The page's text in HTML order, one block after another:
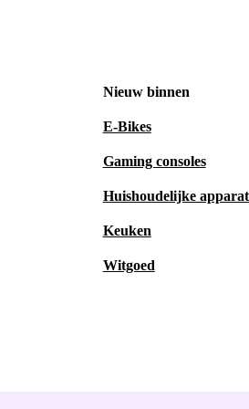
Nieuw binnen
E-Bikes
Gaming consoles
Huishoudelijke
Keuken
Witgoed